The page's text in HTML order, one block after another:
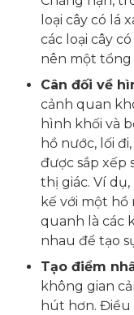
loại cây có lá
các loại cây
nên một tổng
Cân đối về
cảnh quan
hình khối và
hồ nước, lối
được sắp xếp
thị giác. Ví
kế với một
quanh là các
nhau để tạo
Tạo điểm
không gian
hút hơn. Điều